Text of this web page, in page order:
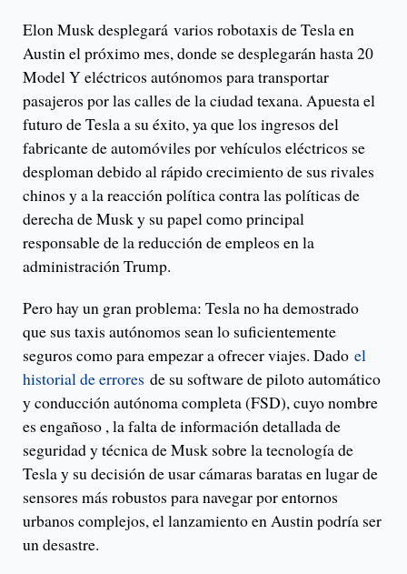
Elon Musk desplegará varios robotaxis de Tesla en
Austin el próximo mes, donde se desplegarán hasta 20
Model Y eléctricos autónomos para transportar
pasajeros por las calles de la ciudad texana. Apuesta el
futuro de Tesla a su éxito, ya que los ingresos del
fabricante de automóviles por vehículos eléctricos se
desploman debido al rápido crecimiento de sus rivales
chinos y a la reacción política contra las políticas de
derecha de Musk y su papel como principal
responsable de la reducción de empleos en la
administración Trump.
Pero hay un gran problema: Tesla no ha demostrado
que sus taxis autónomos sean lo suficientemente
seguros como para empezar a ofrecer viajes. Dado el
historial de errores de su software de piloto automático
y conducción autónoma completa (FSD), cuyo nombre
es engañoso , la falta de información detallada de
seguridad y técnica de Musk sobre la tecnología de
Tesla y su decisión de usar cámaras baratas en lugar de
sensores más robustos para navegar por entornos
urbanos complejos, el lanzamiento en Austin podría ser
un desastre.